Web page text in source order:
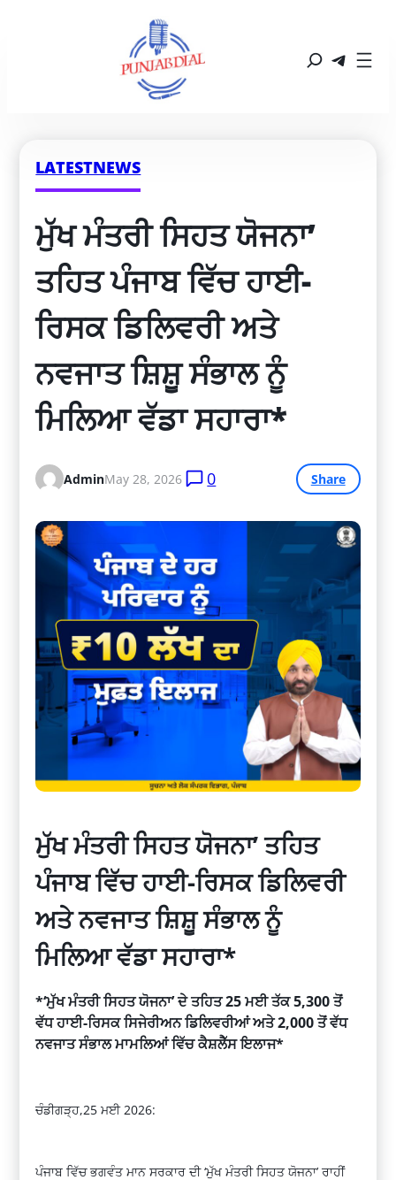
LATESTNEWS
ਮੁੱਖ ਮੰਤਰੀ ਸਿਹਤ ਯੋਜਨਾ’
ਤਹਿਤ ਪੰਜਾਬ ਵਿੱਚ ਹਾਈ-
ਰਿਸਕ ਡਿਲਿਵਰੀ ਅਤੇ
ਨਵਜਾਤ ਸ਼ਿਸ਼ੂ ਸੰਭਾਲ ਨੂੰ
ਮਿਲਿਆ ਵੱਡਾ ਸਹਾਰਾ*
AdminMay 28, 2026 0 Share
ਮੁੱਖ ਮੰਤਰੀ ਸਿਹਤ ਯੋਜਨਾ’ ਤਹਿਤ
ਪੰਜਾਬ ਵਿੱਚ ਹਾਈ-ਰਿਸਕ ਡਿਲਿਵਰੀ
ਅਤੇ ਨਵਜਾਤ ਸ਼ਿਸ਼ੂ ਸੰਭਾਲ ਨੂੰ
ਮਿਲਿਆ ਵੱਡਾ ਸਹਾਰਾ*
*‘ਮੁੱਖ ਮੰਤਰੀ ਸਿਹਤ ਯੋਜਨਾ’ ਦੇ ਤਹਿਤ 25 ਮਈ ਤੱਕ 5,300 ਤੋਂ
ਵੱਧ ਹਾਈ-ਰਿਸਕ ਸਿਜੇਰੀਅਨ ਡਿਲਿਵਰੀਆਂ ਅਤੇ 2,000 ਤੋਂ ਵੱਧ
ਨਵਜਾਤ ਸੰਭਾਲ ਮਾਮਲਿਆਂ ਵਿੱਚ ਕੈਸ਼ਲੈੱਸ ਇਲਾਜ*
ਚੰਡੀਗੜ੍ਹ,25 ਮਈ 2026:
ਪੰਜਾਬ ਵਿੱਚ ਭਗਵੰਤ ਮਾਨ ਸਰਕਾਰ ਦੀ ‘ਮੁੱਖ ਮੰਤਰੀ ਸਿਹਤ ਯੋਜਨਾ’ ਰਾਹੀਂ